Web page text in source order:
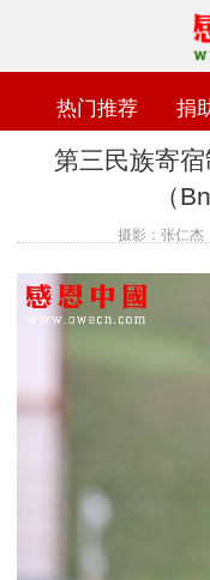
热门推荐 捐
第三民族寄宿
（
摄影：张仁